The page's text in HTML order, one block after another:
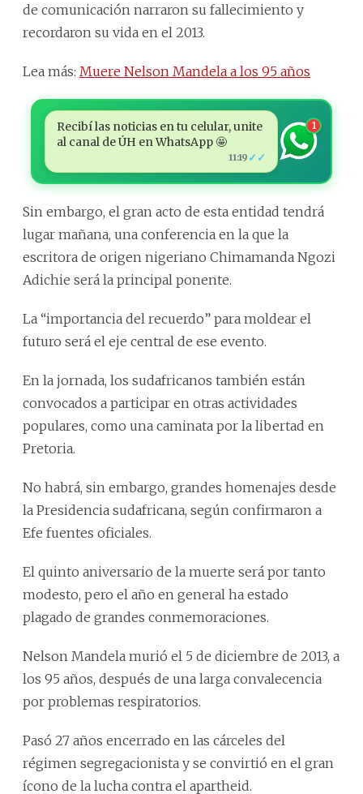
de comunicación narraron su fallecimiento y
recordaron su vida en el 2013.
Lea más: Muere Nelson Mandela a los 95 años
Recibí las noticias en tu celular, unite
al canal de ÚH en WhatsApp 🤩
11:19 ✓✓
1
Sin embargo, el gran acto de esta entidad tendrá
lugar mañana, una conferencia en la que la
escritora de origen nigeriano Chimamanda Ngozi
Adichie será la principal ponente.
La “importancia del recuerdo” para moldear el
futuro será el eje central de ese evento.
En la jornada, los sudafricanos también están
convocados a participar en otras actividades
populares, como una caminata por la libertad en
Pretoria.
No habrá, sin embargo, grandes homenajes desde
la Presidencia sudafricana, según confirmaron a
Efe fuentes oficiales.
El quinto aniversario de la muerte será por tanto
modesto, pero el año en general ha estado
plagado de grandes conmemoraciones.
Nelson Mandela murió el 5 de diciembre de 2013, a
los 95 años, después de una larga convalecencia
por problemas respiratorios.
Pasó 27 años encerrado en las cárceles del
régimen segregacionista y se convirtió en el gran
ícono de la lucha contra el apartheid.